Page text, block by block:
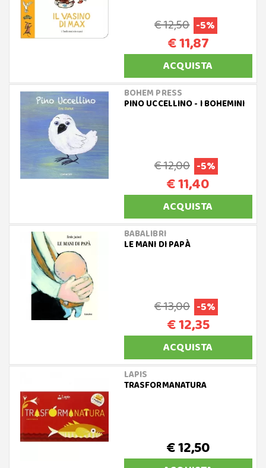
€ 12,50 -5%
€ 11,87
ACQUISTA
BOHEM PRESS
PINO UCCELLINO - I BOHEMINI
€ 12,00 -5%
€ 11,40
ACQUISTA
BABALIBRI
LE MANI DI PAPÀ
€ 13,00 -5%
€ 12,35
ACQUISTA
LAPIS
TRASFORMANATURA
€ 12,50